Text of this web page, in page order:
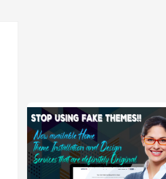
CLICK HERE
POPULAR POSTS